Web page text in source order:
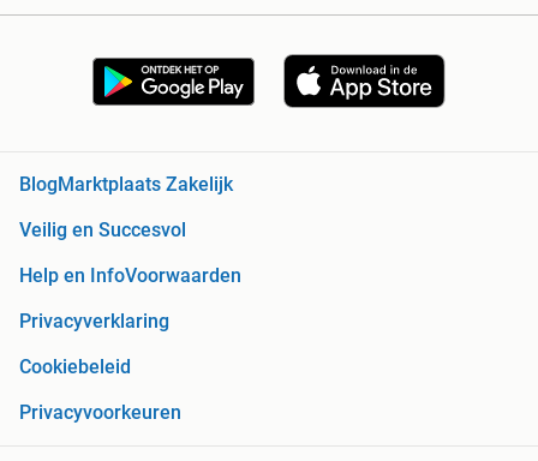
BlogMarktplaats Zakelijk
Veilig en Succesvol
Help en InfoVoorwaarden
Privacyverklaring
Cookiebeleid
Privacyvoorkeuren